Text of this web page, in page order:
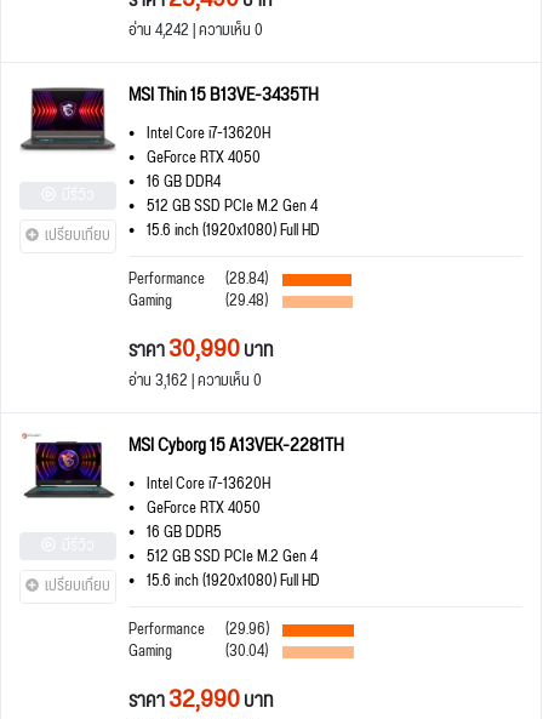
อ่าน 4,242 | ความเห็น 0
เปรียบเทียบ
MSI Thin 15 B13VE-3435TH
Intel Core i7-13620H
GeForce RTX 4050
16 GB DDR4
512 GB SSD PCIe M.2 Gen 4
15.6 inch (1920x1080) Full HD
Performance
(28.84)
Gaming (29.48)
ราคา30,990บาท
อ่าน 3,162 | ความเห็น 0
เปรียบเทียบ
MSI Cyborg 15 A13VEK-2281TH
Intel Core i7-13620H
GeForce RTX 4050
16 GB DDR5
512 GB SSD PCIe M.2 Gen 4
15.6 inch (1920x1080) Full HD
Performance
(29.96)
Gaming (30.04)
ราคา32,990บาท